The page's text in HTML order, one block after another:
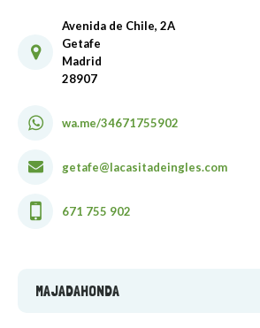
Avenida de Chile, 2A
Getafe
Madrid
28907
wa.me/34671755902
getafe@lacasitadeingles.com
671 755 902
MAJADAHONDA